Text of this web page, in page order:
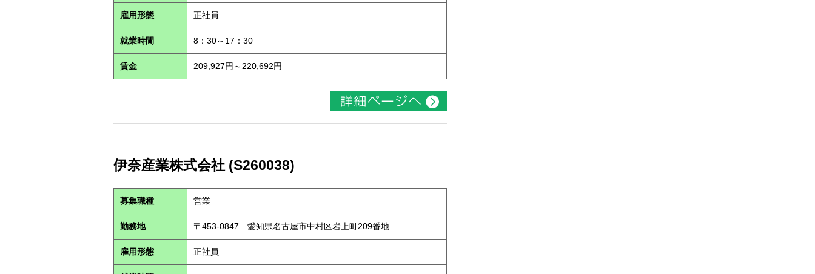
雇用形態 正社員
就業時間 8：30～17：30
賃金 209,927円～220,692円
伊奈産業株式会社 (S260038)
募集職種 営業
勤務地 〒453-0847 愛知県名古屋市中村区岩上町209番地
雇用形態 正社員